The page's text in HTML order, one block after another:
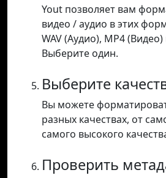
Yout позволяет вам
видео / аудио в этих
WAV (Аудио), MP4 (Видео)
Выберите один.
Выберите
Вы можете
разных качествах, от
самого высокого
Проверить